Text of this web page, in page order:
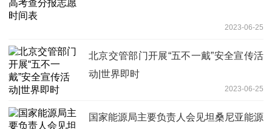
2023-06-25
北京交管部门开展“五不一戴”安全宣传活
动|世界即时
2023-06-25
国家能源局主要负责人会见坦桑尼亚能源